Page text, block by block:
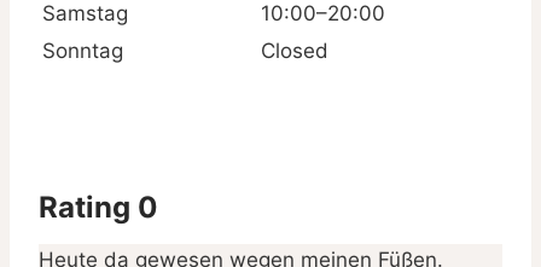
Samstag
10:00–20:00
Sonntag
Closed
Rating 0
Heute da gewesen wegen meinen Füßen.